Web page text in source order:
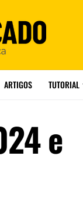
ARTIGOS TUTORIAL
e